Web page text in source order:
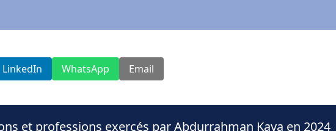
LinkedIn WhatsApp Email
et professions exercés par Abdurrahman Kaya en 2024